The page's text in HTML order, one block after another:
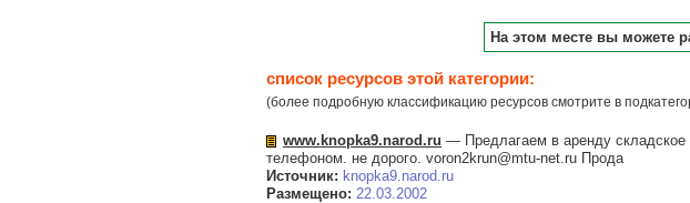
На этом месте вы можете
список ресурсов этой категории:
(более подробную классификацию ресурсов смотрите в
www.knopka9.narod.ru — Предлагаем в аренду
телефоном. не дорого. voron2krun@mtu-net.ru Прода
Источник: knopka9.narod.ru
Размещено: 22.03.2002